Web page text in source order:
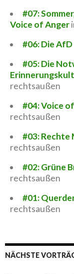
#07:
Voice of Anger
#06: Die AfD
#05: Die
rechtsaußen
#04: Voice
rechtsaußen
#03: Rechte
rechtsaußen
#02: Grüne
rechtsaußen
#01:
rechtsaußen
NÄCHSTE